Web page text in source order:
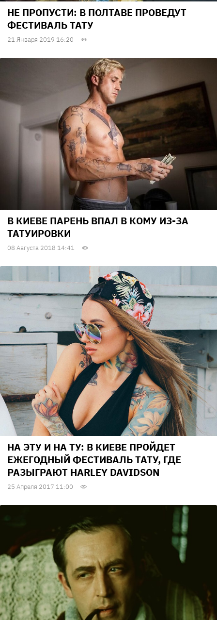
НЕ ПРОПУСТИ: В ПОЛТАВЕ ПРОВЕДУТ
ФЕСТИВАЛЬ ТАТУ
21 Января 2019 16:20
В КИЕВЕ ПАРЕНЬ ВПАЛ В КОМУ ИЗ-ЗА
ТАТУИРОВКИ
08 Августа 2018 14:41
НА ЭТУ И НА ТУ: В КИЕВЕ ПРОЙДЕТ
ЕЖЕГОДНЫЙ ФЕСТИВАЛЬ ТАТУ, ГДЕ
РАЗЫГРАЮТ HARLEY DAVIDSON
25 Апреля 2017 11:00